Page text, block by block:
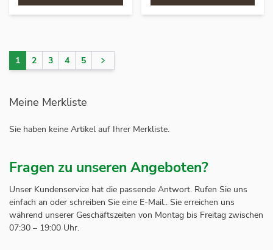
Sie lesen gerade Seite
1 Seite
2 Seite
3 Seite
4 Seite
5 Seite
Meine Merkliste
Sie haben keine Artikel auf Ihrer Merkliste.
Fragen zu unseren Angeboten?
Unser Kundenservice hat die passende Antwort. Rufen Sie uns
einfach an oder schreiben Sie eine E-Mail.. Sie erreichen uns
während unserer Geschäftszeiten von Montag bis Freitag zwischen
07:30 – 19:00 Uhr.